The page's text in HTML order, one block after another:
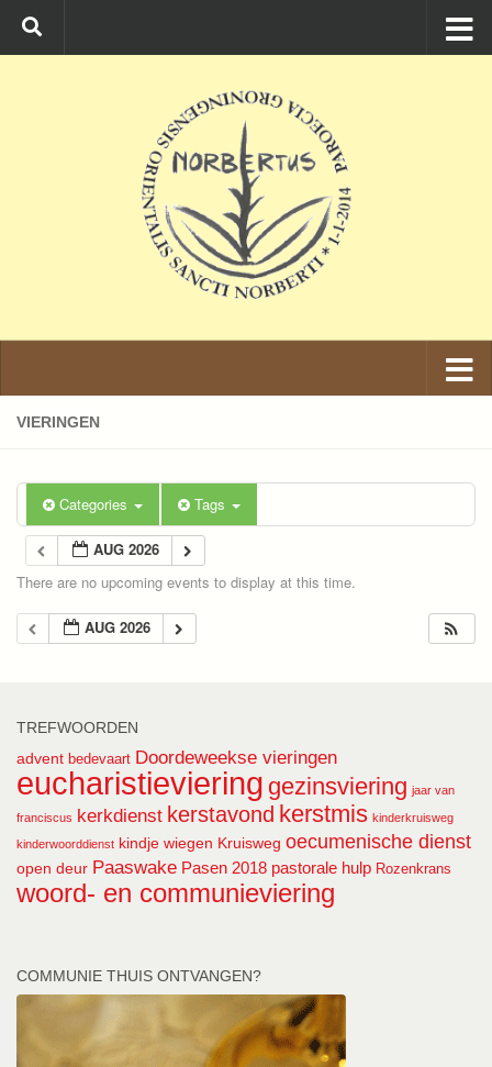
Ga naar de inhoud
VIERINGEN
Categories Tags
AUG 2026
There are no upcoming events to display at this time.
AUG 2026
TREFWOORDEN
advent bedevaart Doordeweekse vieringen
eucharistieviering gezinsviering jaar van
franciscus kerkdienst kerstavond kerstmis kinderkruisweg
kinderwoorddienst kindje wiegen Kruisweg oecumenische dienst
open deur Paaswake Pasen 2018 pastorale hulp Rozenkrans
woord- en communieviering
COMMUNIE THUIS ONTVANGEN?